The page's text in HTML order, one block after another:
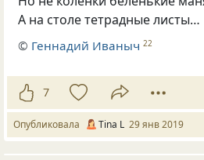
А на столе тетрадные листы…
© Геннадий Иваныч 22
7
Опубликовала Tina L 29 янв 2019